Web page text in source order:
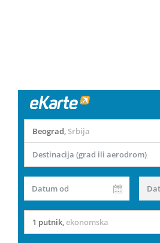
Beograd, Srbija
Destinacija (grad ili aerodrom)
Datum od
1 putnik,ekonomska